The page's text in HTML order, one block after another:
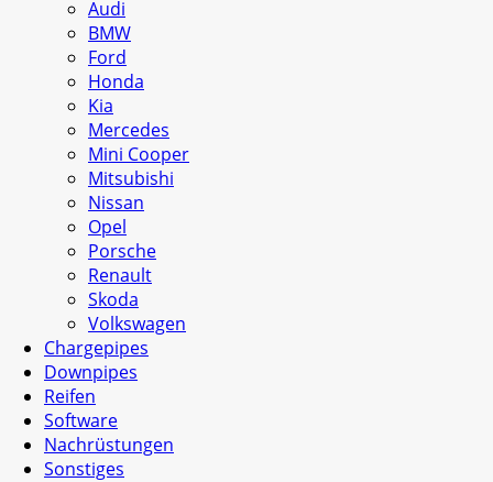
Audi
BMW
Ford
Honda
Kia
Mercedes
Mini Cooper
Mitsubishi
Nissan
Opel
Porsche
Renault
Skoda
Volkswagen
Chargepipes
Downpipes
Reifen
Software
Nachrüstungen
Sonstiges